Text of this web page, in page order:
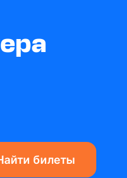
билеты